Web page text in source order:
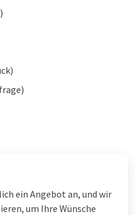
ein Angebot an, und wir
um Ihre Wünsche